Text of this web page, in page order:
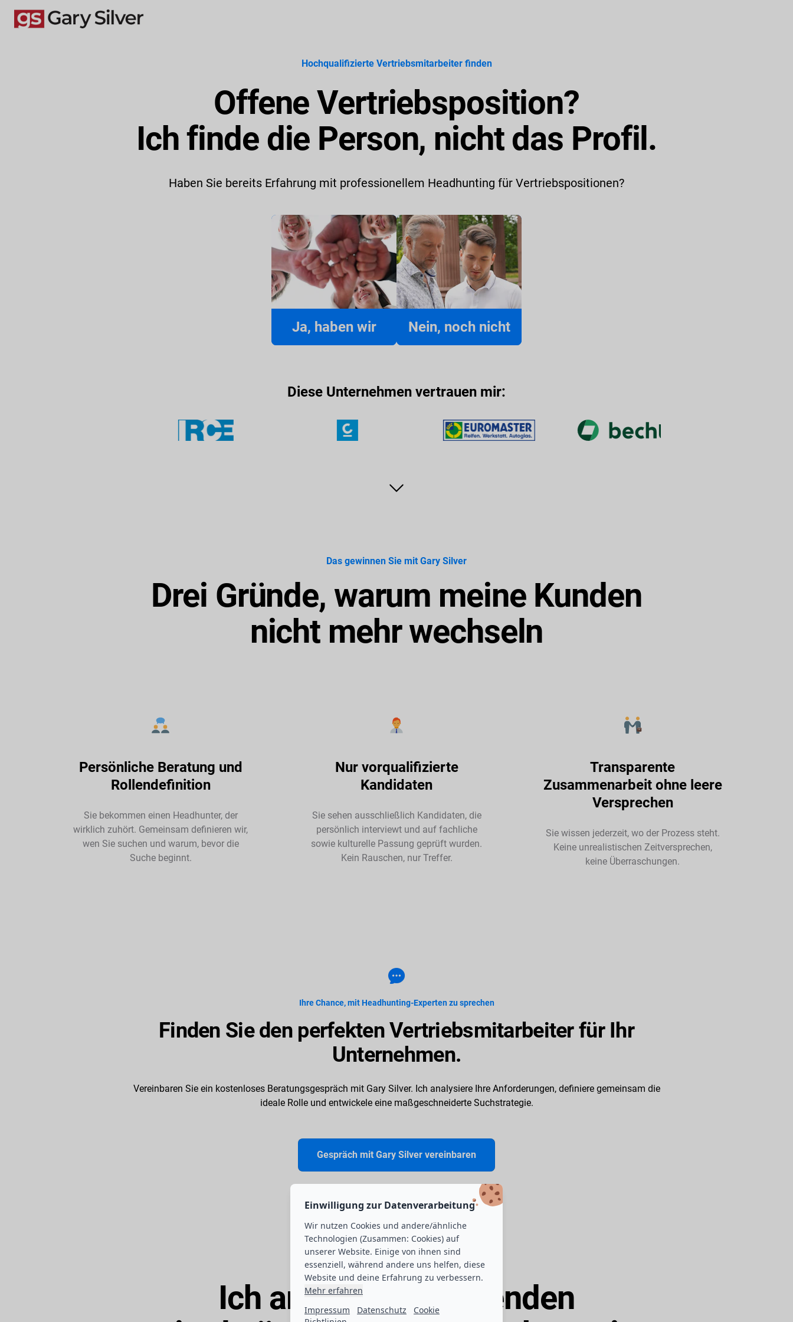
Hochqualifizierte Vertriebsmitarbeiter finden
Offene Vertriebsposition?
Ich finde die Person, nicht das Profil.
Haben Sie bereits Erfahrung mit professionellem Headhunting für Vertriebspositionen?
Ja, haben wir Nein, noch nicht
Diese Unternehmen vertrauen mir:
Das gewinnen Sie mit Gary Silver
Drei Gründe, warum meine Kunden
nicht mehr wechseln
Persönliche Beratung und
Rollendefinition
Sie bekommen einen Headhunter, der
wirklich zuhört. Gemeinsam definieren wir,
wen Sie suchen und warum, bevor die
Suche beginnt.
Nur vorqualifizierte
Kandidaten
Sie sehen ausschließlich Kandidaten, die
persönlich interviewt und auf fachliche
sowie kulturelle Passung geprüft wurden.
Kein Rauschen, nur Treffer.
Transparente
Zusammenarbeit ohne leere
Versprechen
Sie wissen jederzeit, wo der Prozess steht.
Keine unrealistischen Zeitversprechen,
keine Überraschungen.
Ihre Chance, mit Headhunting-Experten zu sprechen
Finden Sie den perfekten Vertriebsmitarbeiter für Ihr
Unternehmen.
Vereinbaren Sie ein kostenloses Beratungsgespräch mit Gary Silver. Ich analysiere Ihre Anforderungen, definiere gemeinsam die
ideale Rolle und entwickele eine maßgeschneiderte Suchstrategie.
Gespräch mit Gary Silver vereinbaren
Erfolgsgeschichten meiner Kunden
Ich arbeite mit führenden
Einwilligung zur Datenverarbeitung
Wir nutzen Cookies und andere/ähnliche
Technologien (Zusammen: Cookies) auf
unserer Website. Einige von ihnen sind
essenziell, während andere uns helfen, diese
Website und deine Erfahrung zu verbessern.
Mehr erfahren
Impressum
Datenschutz
Cookie